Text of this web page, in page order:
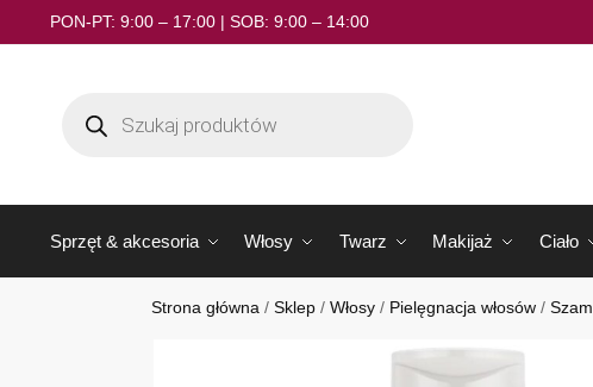
PON-PT: 9:00 – 17:00 | SOB: 9:00 – 14:00
Sprzęt & akcesoria Włosy Twarz Makijaż Ciało
Strona główna /Sklep /Włosy / Pielęgnacja włosów /